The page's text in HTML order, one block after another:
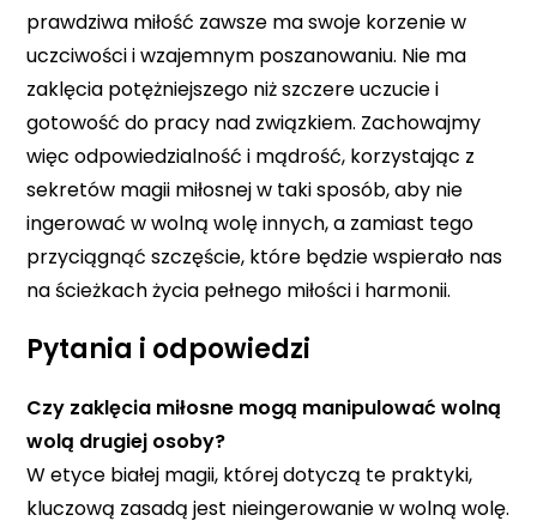
prawdziwa miłość zawsze ma swoje korzenie w
uczciwości i wzajemnym poszanowaniu. Nie ma
zaklęcia potężniejszego niż szczere uczucie i
gotowość do pracy nad związkiem. Zachowajmy
więc odpowiedzialność i mądrość, korzystając z
sekretów magii miłosnej w taki sposób, aby nie
ingerować w wolną wolę innych, a zamiast tego
przyciągnąć szczęście, które będzie wspierało nas
na ścieżkach życia pełnego miłości i harmonii.
Pytania i odpowiedzi
Czy zaklęcia miłosne mogą manipulować wolną
wolą drugiej osoby?
W etyce białej magii, której dotyczą te praktyki,
kluczową zasadą jest nieingerowanie w wolną wolę.